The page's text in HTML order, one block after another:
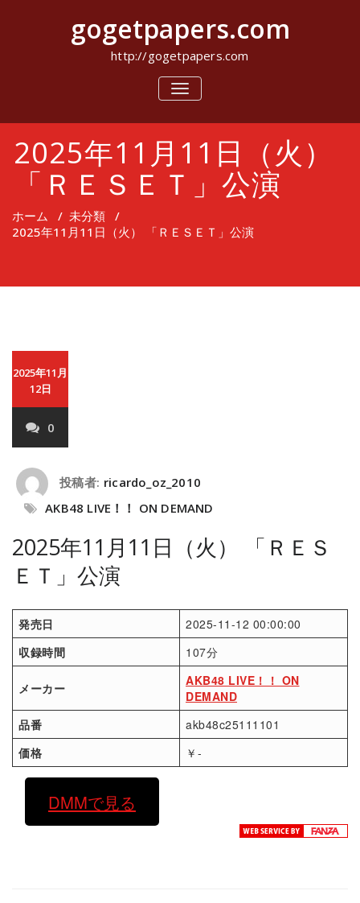
キ
gogetpapers.com
http://gogetpapers.com
ナ
ビ
シ
替
え
2025年11月11日（火）
「ＲＥＳＥＴ」公演
ホーム / 未分類 /
2025年11月11日（火） 「ＲＥＳＥＴ」公演
2025年11月
12日
0
投稿者: ricardo_oz_2010
AKB48 LIVE！！ ON DEMAND
2025年11月11日（火） 「ＲＥＳ
ＥＴ」公演
発売日
2025-11-12 00:00:00
収録時間
107分
メーカー
AKB48 LIVE！！ ON
DEMAND
品番
akb48c25111101
価格
￥-
DMMで見る